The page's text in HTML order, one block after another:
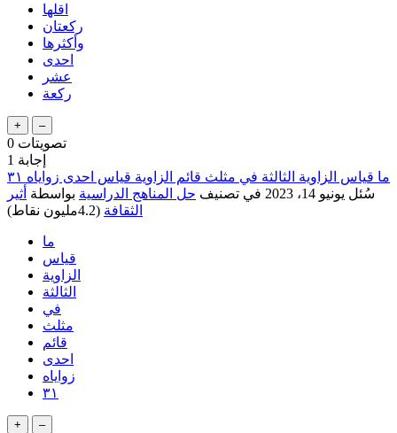
اقلها
ركعتان
وأكثرها
احدى
عشر
ركعة
0 تصويتات
1 إجابة
ما قياس الزاوية الثالثة في مثلث قائم الزاوية قياس احدى زواياه ٣١
سُئل يونيو 14، 2023 في تصنيف حل المناهج الدراسية بواسطة أثير
الثقافة (4.2مليون نقاط)
ما
قياس
الزاوية
الثالثة
في
مثلث
قائم
احدى
زواياه
٣١